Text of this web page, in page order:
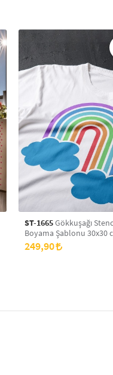
ST-1665Gökkuşağı
Boyama Şablonu 30x30
Duvar Stencil, Fayans
Mobilya Stencil
249,90